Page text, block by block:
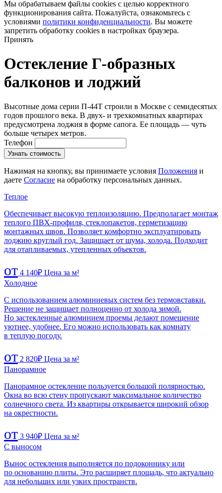
Мы обрабатываем файлы cookies с целью корректного
функционирования сайта. Пожалуйста, ознакомьтесь с
условиями политики конфиденциальности. Вы можете
запретить обработку cookies в настройках браузера.
Принять
Остекление Г-образных
балконов и лоджий
Высотные дома серии П-44Т строили в Москве с семидесятых
годов прошлого века. В двух- и трехкомнатных квартирах
предусмотрена лоджия в форме сапога. Ее площадь — чуть
больше четырех метров.
Телефон
Узнать стоимость
Нажимая на кнопку, вы принимаете условия Положения и
даете Согласие на обработку персональных данных.
Теплое
Обеспечивает высокую теплоизоляцию. Предполагает монтаж
теплого ПВХ-профиля, стеклопакетов, герметизацию
монтажных швов. Позволяет комфортно эксплуатировать
лоджию круглый год. Защищает от шума, холода. Подходит
для отапливаемых, утепленных объектов.
от 4 140₽ Цена за м²
Холодное
С использованием алюминиевых систем без термовставки.
Решение не защищает полноценно от холода зимой.
Но застекленные алюминием проемы делают помещение
уютнее, удобнее. Его можно использовать как комнату
в теплую погоду.
от 2 820₽ Цена за м²
Панорамное
Панорамное остекление пользуется большой полярностью.
Окна во всю стену пропускают максимальное количество
солнечного света. Из квартиры открывается широкий обзор
на окрестности.
от 3 940₽ Цена за м²
C выносом
Вынос остекления выполняется по подоконнику или
по основанию плиты. Это расширяет площадь, что актуально
для небольших или узких пространств.